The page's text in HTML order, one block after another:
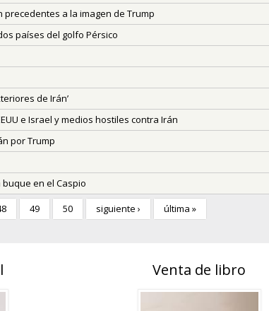
a la imagen de Trump
países del golfo Pérsico
de Irán’
e Israel y medios hostiles contra Irán
por Trump
en el Caspio
49 50 siguiente › última »
Venta de libro